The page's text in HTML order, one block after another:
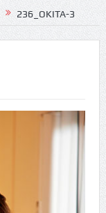
236_OKITA-3